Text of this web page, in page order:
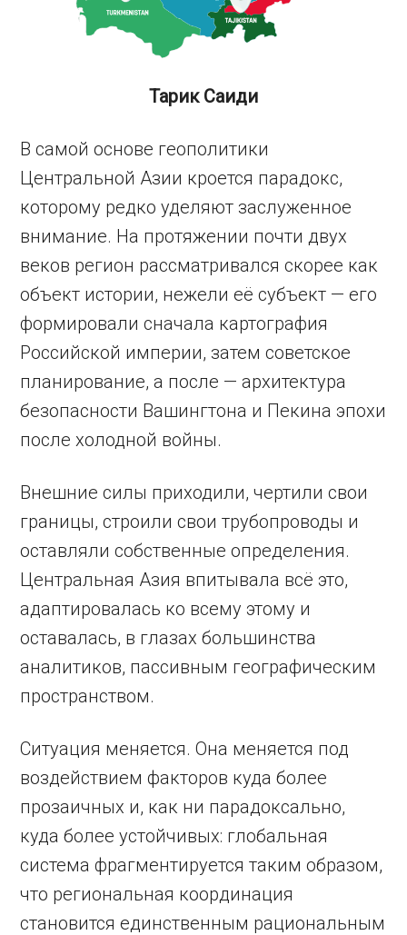
Тарик Саиди
В самой основе геополитики
Центральной Азии кроется парадокс,
которому редко уделяют заслуженное
внимание. На протяжении почти двух
веков регион рассматривался скорее как
объект истории, нежели её субъект — его
формировали сначала картография
Российской империи, затем советское
планирование, а после — архитектура
безопасности Вашингтона и Пекина эпохи
после холодной войны.
Внешние силы приходили, чертили свои
границы, строили свои трубопроводы и
оставляли собственные определения.
Центральная Азия впитывала всё это,
адаптировалась ко всему этому и
оставалась, в глазах большинства
аналитиков, пассивным географическим
пространством.
Ситуация меняется. Она меняется под
воздействием факторов куда более
прозаичных и, как ни парадоксально,
куда более устойчивых: глобальная
система фрагментируется таким образом,
что региональная координация
становится единственным рациональным